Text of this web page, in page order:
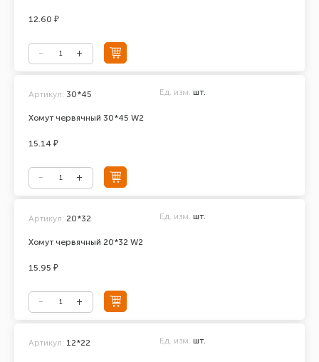
12.60 ₽
Хомут червячный 30*45 W2
Артикул: 30*45 Ед. изм. шт.
15.14 ₽
Хомут червячный 20*32 W2
Артикул: 20*32 Ед. изм. шт.
15.95 ₽
Артикул: 12*22 Ед. изм. шт.